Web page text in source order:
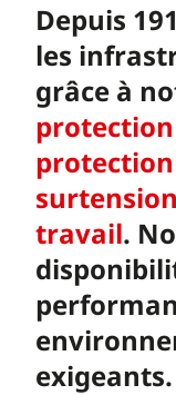
Depuis
les
grâce à
travail.
exigeants.